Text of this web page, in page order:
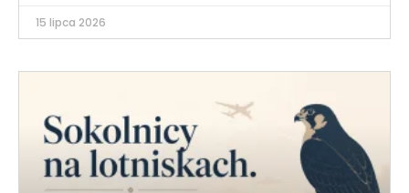
15 lipca 2026